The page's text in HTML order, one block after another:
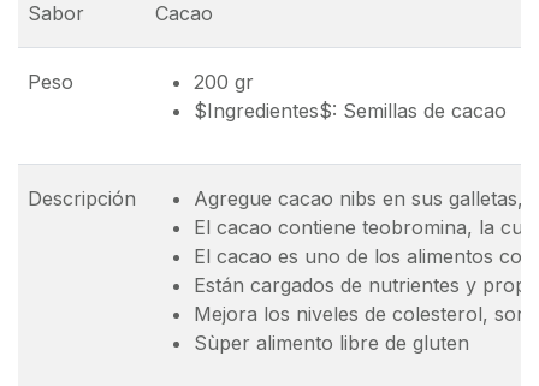
Sabor Cacao
Peso
200 gr
$Ingredientes$: Semillas de cacao
Descripción
Agregue cacao nibs en sus galletas,
El cacao contiene teobromina, la
El cacao es uno de los alimentos
Están cargados de nutrientes y
Mejora los niveles de colesterol,
Sùper alimento libre de gluten